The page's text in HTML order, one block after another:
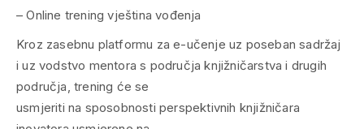
– Online trening vještina vođenja
Kroz zasebnu platformu za e-učenje uz poseban sadržaj
i uz vodstvo mentora s područja knjižničarstva i drugih
područja, trening će se
usmjeriti na sposobnosti perspektivnih knjižničara